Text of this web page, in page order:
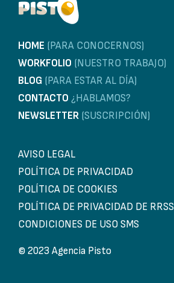
HOME (PARA CONOCERNOS)
WORKFOLIO (NUESTRO TRABAJO)
BLOG (PARA ESTAR AL DÍA)
CONTACTO ¿HABLAMOS?
NEWSLETTER (SUSCRIPCIÓN)
AVISO LEGAL
POLÍTICA DE PRIVACIDAD
POLÍTICA DE COOKIES
POLÍTICA DE PRIVACIDAD DE RRSS
CONDICIONES DE USO SMS
© 2023 Agencia Pisto